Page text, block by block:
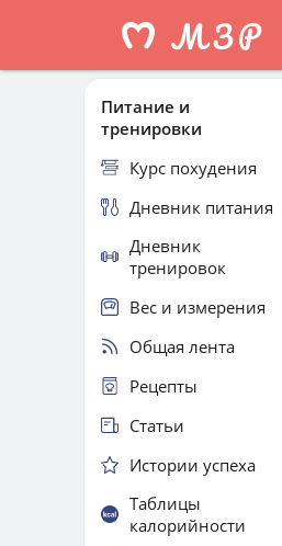
Питание и
тренировки
Курс похудения
Дневник питания
Дневник
тренировок
Вес и измерения
Общая лента
Рецепты
Статьи
Истории успеха
Таблицы
калорийности